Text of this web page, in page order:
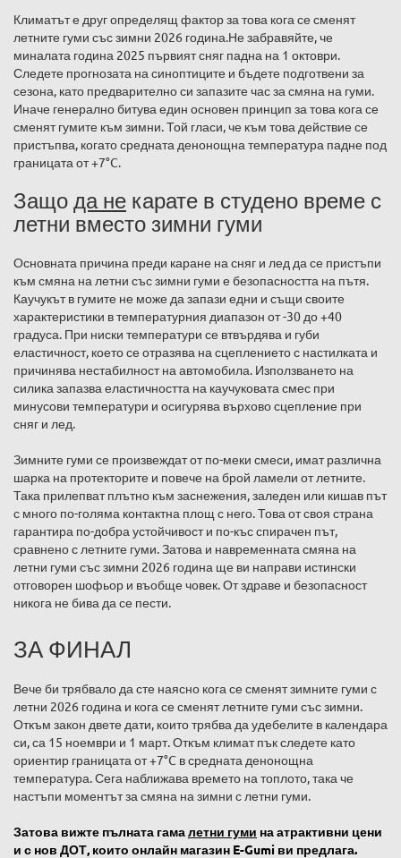
Климатът е друг определящ фактор за това кога се сменят
летните гуми със зимни 2026 година.Не забравяйте, че
миналата година 2025 първият сняг падна на 1 октоври.
Следете прогнозата на синоптиците и бъдете подготвени за
сезона, като предварително си запазите час за смяна на гуми.
Иначе генерално битува един основен принцип за това кога се
сменят гумите към зимни. Той гласи, че към това действие се
пристъпва, когато средната денонощна температура падне под
границата от +7°C.
Защода не карате в студено време с
летни вместо зимни гуми
Основната причина преди каране на сняг и лед да се пристъпи
към смяна на летни със зимни гуми е безопасността на пътя.
Каучукът в гумите не може да запази едни и същи своите
характеристики в температурния диапазон от -30 до +40
градуса. При ниски температури се втвърдява и губи
еластичност, което се отразява на сцеплението с настилката и
причинява нестабилност на автомобила. Използването на
силика запазва еластичността на каучуковата смес при
минусови температури и осигурява върхово сцепление при
сняг и лед.
Зимните гуми се произвеждат от по-меки смеси, имат различна
шарка на протекторите и повече на брой ламели от летните.
Така прилепват плътно към заснежения, заледен или кишав път
с много по-голяма контактна площ с него. Това от своя страна
гарантира по-добра устойчивост и по-къс спирачен път,
сравнено с летните гуми. Затова и навременната смяна на
летни гуми със зимни 2026 година ще ви направи истински
отговорен шофьор и въобще човек. От здраве и безопасност
никога не бива да се пести.
ЗА ФИНАЛ
Вече би трябвало да сте наясно кога се сменят зимните гуми с
летни 2026 година и кога се сменят летните гуми със зимни.
Откъм закон двете дати, които трябва да удебелите в календара
си, са 15 ноември и 1 март. Откъм климат пък следете като
ориентир границата от +7°C в средната денонощна
температура. Сега наближава времето на топлото, така че
настъпи моментът за смяна на зимни с летни гуми.
Затова вижте пълната гамалетни гуми на атрактивни цени
и с нов ДОТ, които онлайн магазин E-Gumi ви предлага.